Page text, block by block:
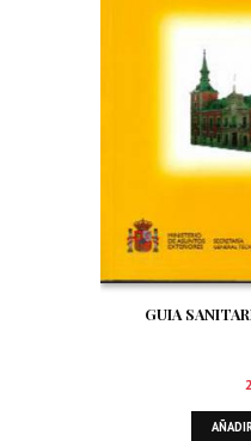
GUIA